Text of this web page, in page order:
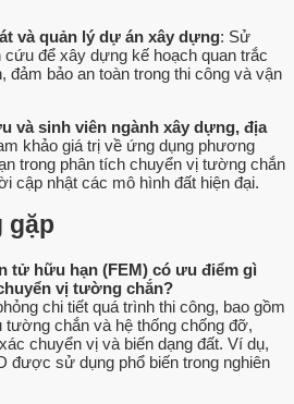
và quản lý dự án xây dựng: Sử
cứu để xây dựng kế hoạch quan trắc
đảm bảo an toàn trong thi công và vận
và sinh viên ngành xây dựng, địa
khảo giá trị về ứng dụng phương
trong phân tích chuyển vị tường chắn
cập nhật các mô hình đất hiện đại.
gặp
tử hữu hạn (FEM) có ưu điểm gì
vị tường chắn?
chi tiết quá trình thi công, bao gồm
tường chắn và hệ thống chống đỡ,
chuyển vị và biến dạng đất. Ví dụ,
được sử dụng phổ biến trong nghiên